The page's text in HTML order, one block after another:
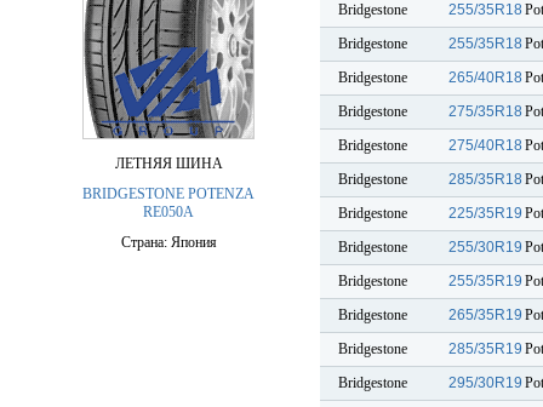
ЛЕТНЯЯ ШИНА
BRIDGESTONE POTENZA
RE050A
Страна: Япония
Bridgestone
255/35R18
Bridgestone
255/35R18
Bridgestone
265/40R18
Bridgestone
275/35R18
Bridgestone
275/40R18
Bridgestone
285/35R18
Bridgestone
225/35R19
Bridgestone
255/30R19
Bridgestone
255/35R19
Bridgestone
265/35R19
Bridgestone
285/35R19
Bridgestone
295/30R19